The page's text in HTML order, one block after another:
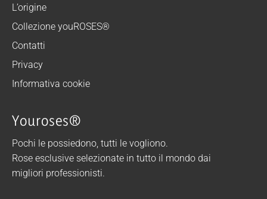
L’origine
Collezione youROSES®
Contatti
Privacy
Informativa cookie
Youroses®
Pochi le possiedono, tutti le vogliono.
Rose esclusive selezionate in tutto il mondo dai
migliori professionisti.